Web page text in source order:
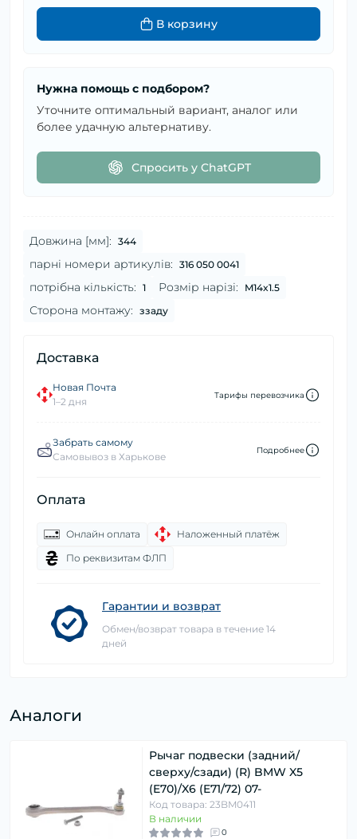
В корзину
Нужна помощь с подбором?
Уточните оптимальный вариант, аналог или
более удачную альтернативу.
Спросить у ChatGPT
Довжина [мм]: 344
парні номери артикулів: 316 050 0041
потрібна кількість: 1 Розмір нарізі: M14x1.5
Сторона монтажу: ззаду
Доставка
Новая Почта
1–2 дня
Тарифы перевозчика
Забрать самому
Самовывоз в Харькове
Подробнее
Оплата
Онлайн оплата
Наложенный платёж
По реквизитам ФЛП
Гарантии и возврат
Обмен/возврат товара в течение 14
дней
Аналоги
Рычаг подвески (задний/
сверху/сзади) (R) BMW X5
(E70)/X6 (E71/72) 07-
Код товара: 23BM0411
В наличии
0